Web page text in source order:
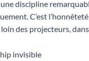
discipline
C’est
des projecteurs,
invisible